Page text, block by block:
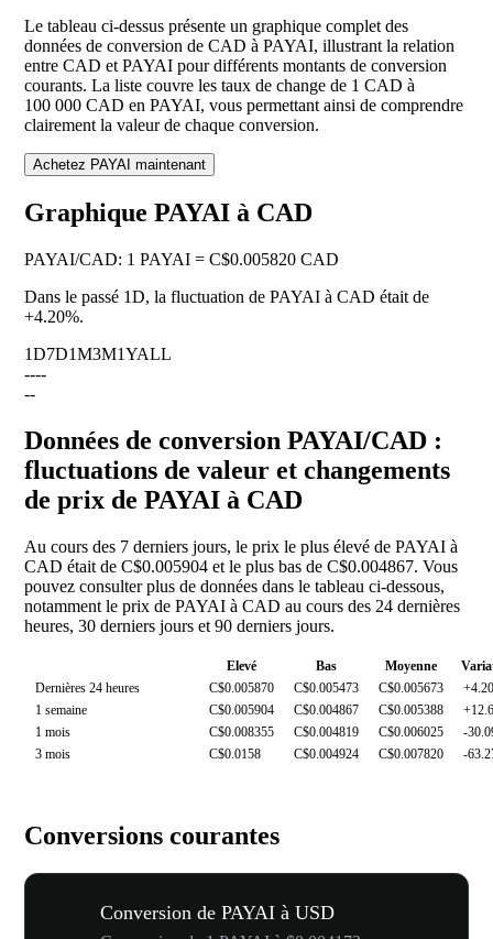
Le tableau ci-dessus présente un graphique complet des
données de conversion de CAD à PAYAI, illustrant la relation
entre CAD et PAYAI pour différents montants de conversion
courants. La liste couvre les taux de change de 1 CAD à
100 000 CAD en PAYAI, vous permettant ainsi de comprendre
clairement la valeur de chaque conversion.
Achetez PAYAI maintenant
Graphique PAYAI à CAD
PAYAI/CAD: 1 PAYAI = C$0.005820 CAD
Dans le passé 1D, la fluctuation de PAYAI à CAD était de
+4.20%.
1D7D1M3M1YALL
----
--
Données de conversion PAYAI/CAD :
fluctuations de valeur et changements
de prix de PAYAI à CAD
Au cours des 7 derniers jours, le prix le plus élevé de PAYAI à
CAD était de C$0.005904 et le plus bas de C$0.004867. Vous
pouvez consulter plus de données dans le tableau ci-dessous,
notamment le prix de PAYAI à CAD au cours des 24 dernières
heures, 30 derniers jours et 90 derniers jours.
Elevé Bas Moyenne
Dernières 24 heures
C$0.005870 C$0.005473 C$0.005673
1 semaine
C$0.005904 C$0.004867 C$0.005388
1 mois
C$0.008355 C$0.004819 C$0.006025
-
3 mois
C$0.0158 C$0.004924 C$0.007820 -
Conversions courantes
Conversion de PAYAI à USD